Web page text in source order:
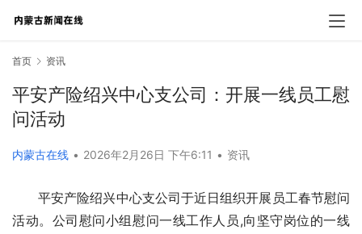
首页 资讯
平安产险绍兴中心支公司：开展一线员工慰
问活动
内蒙古在线 • 2026年2月26日 下午6:11 • 资讯
平安产险绍兴中心支公司于近日组织开展员工春节慰问
活动。公司慰问小组慰问一线工作人员,向坚守岗位的一线